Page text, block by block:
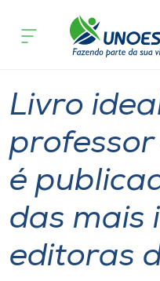
Cursos
Atendimento ao
Portal de Ensino
Pesquisa
Livro
professor
é
das mais
editoras